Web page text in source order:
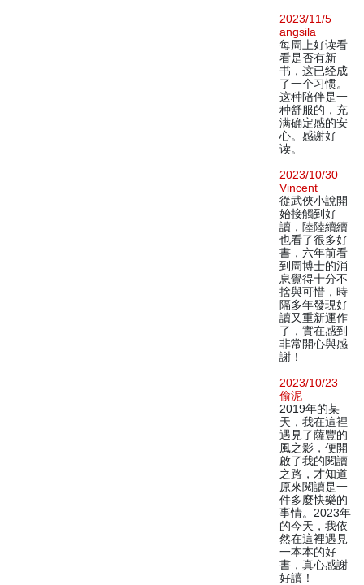
2023/11/5
angsila
每周上好读看
看是否有新
书，这已经成
了一个习惯。
这种陪伴是一
种舒服的，充
满确定感的安
心。感谢好
读。
2023/10/30
Vincent
從武俠小說開
始接觸到好
讀，陸陸續續
也看了很多好
書，六年前看
到周博士的消
息覺得十分不
捨與可惜，時
隔多年發現好
讀又重新運作
了，實在感到
非常開心與感
謝！
2023/10/23
偷泥
2019年的某
天，我在這裡
遇見了薩豐的
風之影，便開
啟了我的閱讀
之路，才知道
原來閱讀是一
件多麼快樂的
事情。2023年
的今天，我依
然在這裡遇見
一本本的好
書，真心感謝
好讀！